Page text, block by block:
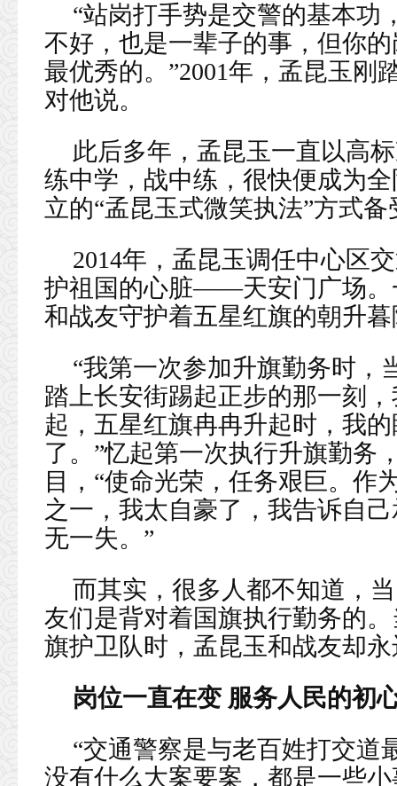
“站岗打手势是交警的基本功
不好，也是一辈子的事，但你
最优秀的。”2001年，孟昆玉刚
对他说。
此后多年，孟昆玉一直以高
练中学，战中练，很快便成为
立的“孟昆玉式微笑执法”方式
2014年，孟昆玉调任中心区
护祖国的心脏——天安门广场。
和战友守护着五星红旗的朝升
“我第一次参加升旗勤务时，
踏上长安街踢起正步的那一刻
起，五星红旗冉冉升起时，我
了。”忆起第一次执行升旗勤务
目，“使命光荣，任务艰巨。作
之一，我太自豪了，我告诉自
无一失。”
而其实，很多人都不知道，
友们是背对着国旗执行勤务的
旗护卫队时，孟昆玉和战友却
岗位一直在变 服务人民的初
“交通警察是与老百姓打交道
没有什么大案要案，都是一些